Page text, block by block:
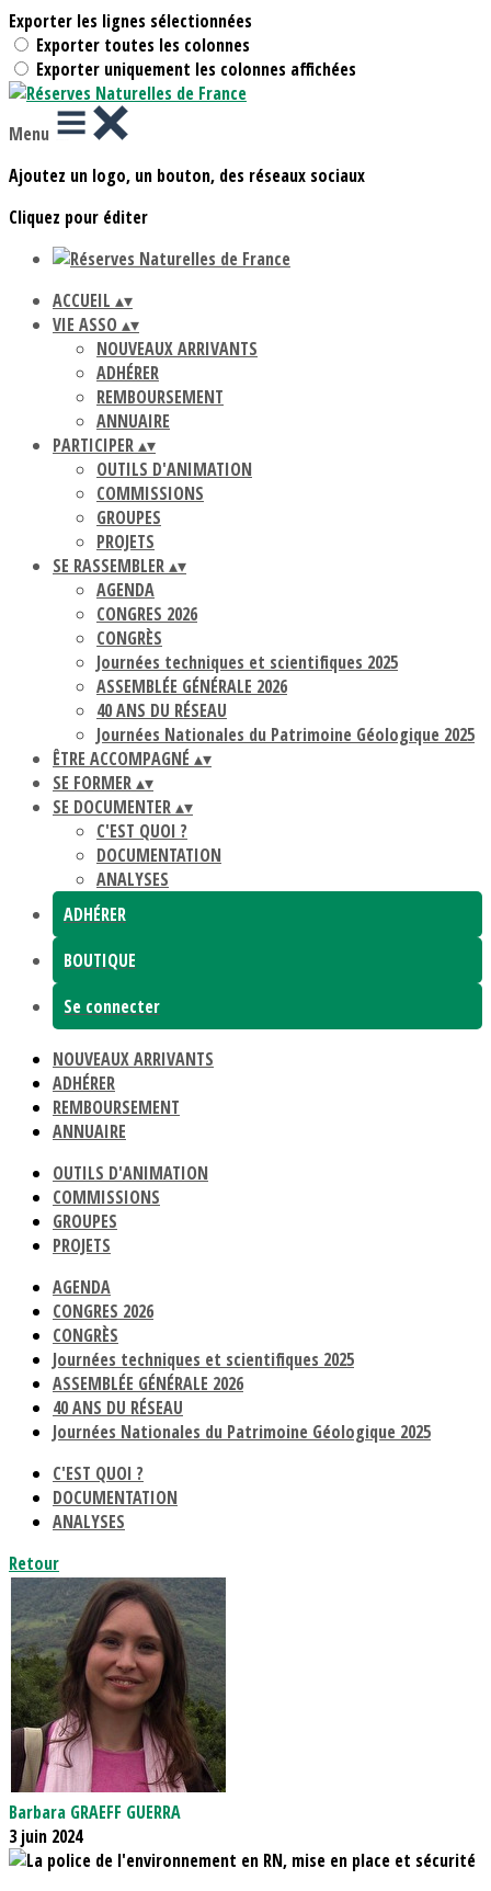
Exporter les lignes sélectionnées
Exporter toutes les colonnes
Exporter uniquement les colonnes affichées
Menu
Ajoutez un logo, un bouton, des réseaux sociaux
Cliquez pour éditer
ACCUEIL ▴▾
VIE ASSO ▴▾
NOUVEAUX ARRIVANTS
ADHÉRER
REMBOURSEMENT
ANNUAIRE
PARTICIPER▴▾
OUTILS D'ANIMATION
COMMISSIONS
GROUPES
PROJETS
SE RASSEMBLER▴▾
AGENDA
CONGRES 2026
CONGRÈS
Journées techniques et scientifiques 2025
ASSEMBLÉE GÉNÉRALE 2026
40 ANS DU RÉSEAU
Journées Nationales du Patrimoine Géologique 2025
ÊTRE ACCOMPAGNÉ ▴▾
SE FORMER▴▾
SE DOCUMENTER▴▾
C'EST QUOI ?
DOCUMENTATION
ANALYSES
ADHÉRER
BOUTIQUE
Se connecter
NOUVEAUX ARRIVANTS
ADHÉRER
REMBOURSEMENT
ANNUAIRE
OUTILS D'ANIMATION
COMMISSIONS
GROUPES
PROJETS
AGENDA
CONGRES 2026
CONGRÈS
Journées techniques et scientifiques 2025
ASSEMBLÉE GÉNÉRALE 2026
40 ANS DU RÉSEAU
Journées Nationales du Patrimoine Géologique 2025
C'EST QUOI ?
DOCUMENTATION
ANALYSES
Retour
Barbara GRAEFF GUERRA
3 juin 2024